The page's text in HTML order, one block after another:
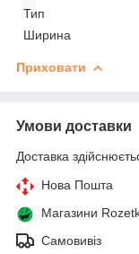
Тип
Ширина
Приховати
Умови доставки
Доставка
Нова Пошта
Магазини
Самовивіз